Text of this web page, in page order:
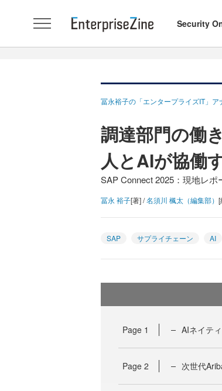
Security
冨永裕子の「エンタープライズIT」ア
調達部門の働
人とAIが協働
SAP Connect 2025：現地レポ
冨永 裕子[著] /名須川 楓太（編集部） [
SAP サプライチェーン AI
Page 1 AIネイテ
Page 2 次世代